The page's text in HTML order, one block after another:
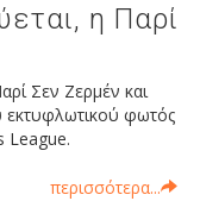
η Παρί
Σεν Ζερμέν και
εκτυφλωτικού φωτός
League.
περισσότερα...